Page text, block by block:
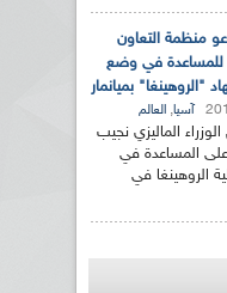
منظمة التعاون
للمساعدة في وضع
"الروهينغا" بميانمار
آسيا, العالم
الماليزي نجيب
على المساعدة في
الروهينغا في